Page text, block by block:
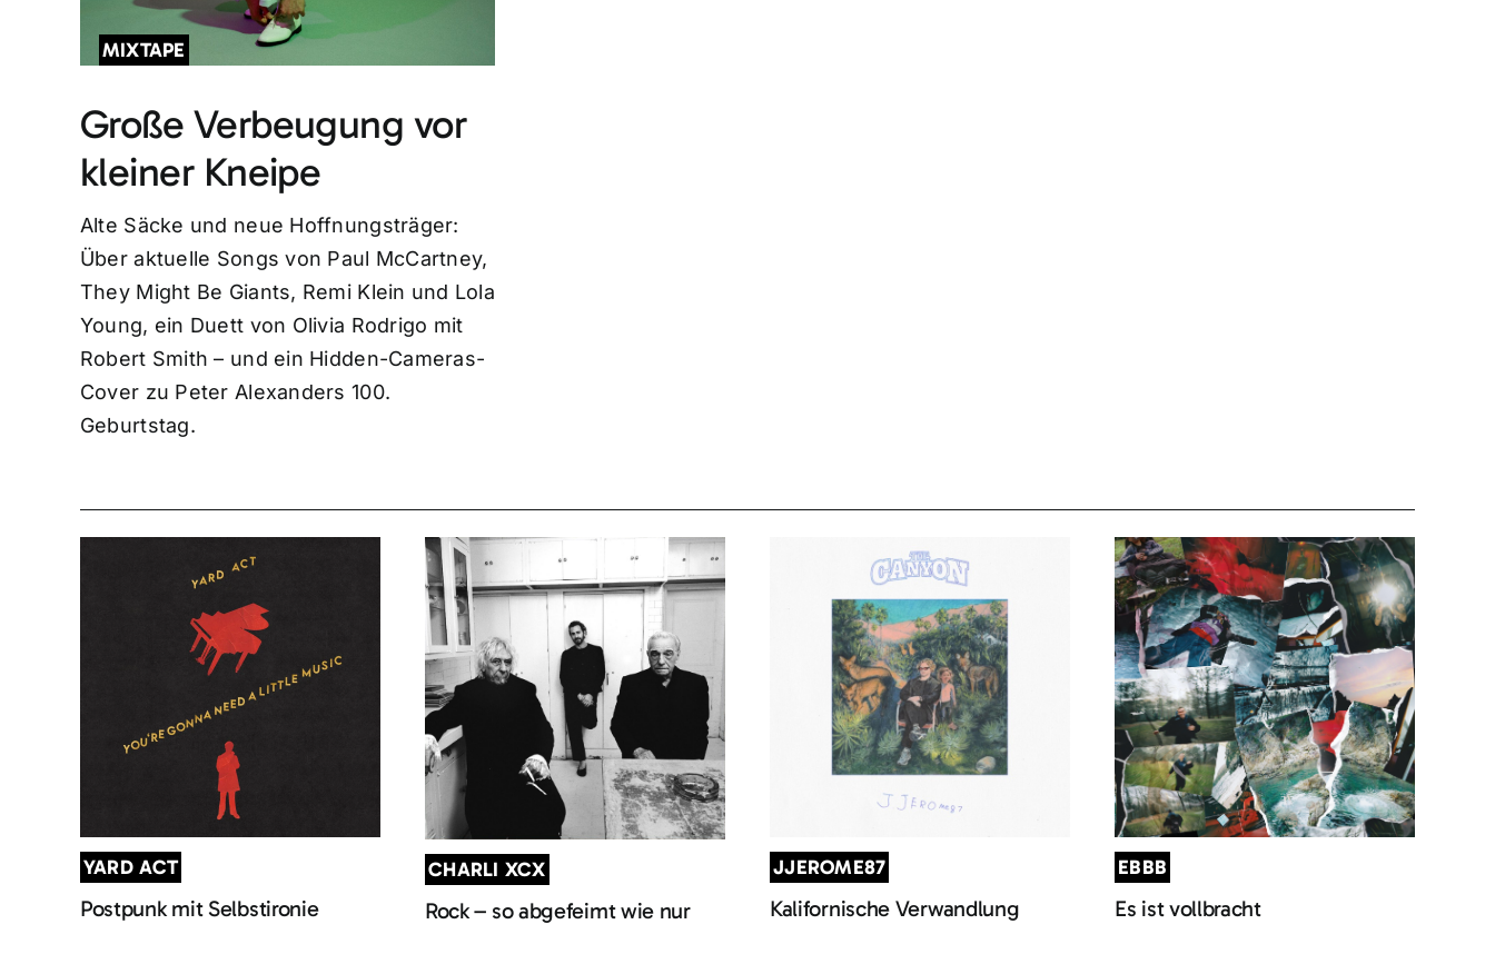
MIXTAPE
Große Verbeugung vor
kleiner Kneipe
Alte Säcke und neue Hoffnungsträger:
Über aktuelle Songs von Paul McCartney,
They Might Be Giants, Remi Klein und Lola
Young, ein Duett von Olivia Rodrigo mit
Robert Smith – und ein Hidden-Cameras-
Cover zu Peter Alexanders 100.
Geburtstag.
YARD ACT
Postpunk mit Selbstironie
CHARLI XCX
Rock – so abgefeimt wie nur
JJEROME87
Kalifornische Verwandlung
EBBB
Es ist vollbracht